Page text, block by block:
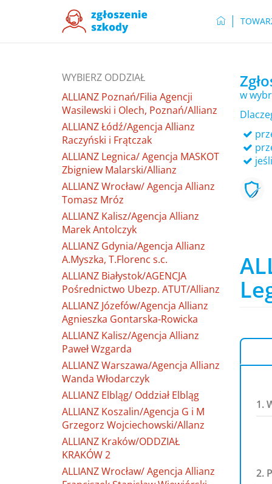
WYBIERZ ODDZIAŁ
ALLIANZ Poznań/Filia Agencji
Wasilewski i Olech, Poznań/Allianz
ALLIANZ Łódź/Agencja Allianz
Raczyński i Frątczak
ALLIANZ Legnica/ Agencja MASKOT
Zbigniew Malarski/Allianz
ALLIANZ Wrocław/ Agencja Allianz
Tomasz Mróz
ALLIANZ Kalisz/Agencja Allianz
Marek Antolczyk
ALLIANZ Gdynia/Agencja Allianz
A.Myszka, T.Florenc s.c.
ALLIANZ Białystok/AGENCJA
Pośrednictwo Ubezp. ATUT/Allianz
ALLIANZ Józefów/Agencja Allianz
Agnieszka Gontarska-Rowicka
ALLIANZ Kalisz/Agencja Allianz
Paweł Wzgarda
ALLIANZ Warszawa/Agencja Allianz
Wanda Włodarczyk
ALLIANZ Elbląg/ Oddział Elbląg
ALLIANZ Koszalin/Agencja G i M
Grzegorz Wojciechowski/Allanz
ALLIANZ Kraków/ODDZIAŁ
KRAKÓW 2
ALLIANZ Wrocław/ Agencja Allianz
w
1.
2.